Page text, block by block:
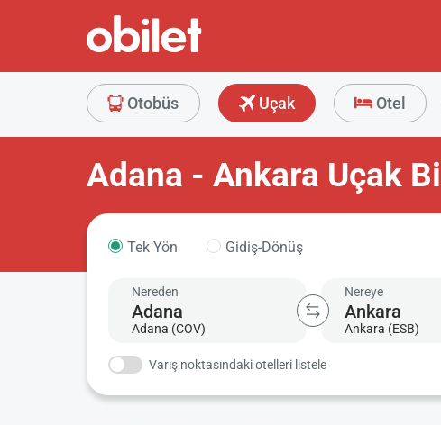
Otobüs Uçak Otel
Adana - Ankara Uçak
Tek Yön Gidiş-Dönüş
Nereden
Adana (COV)
Nereye
Ankara (ESB)
Varış noktasındaki otelleri listele